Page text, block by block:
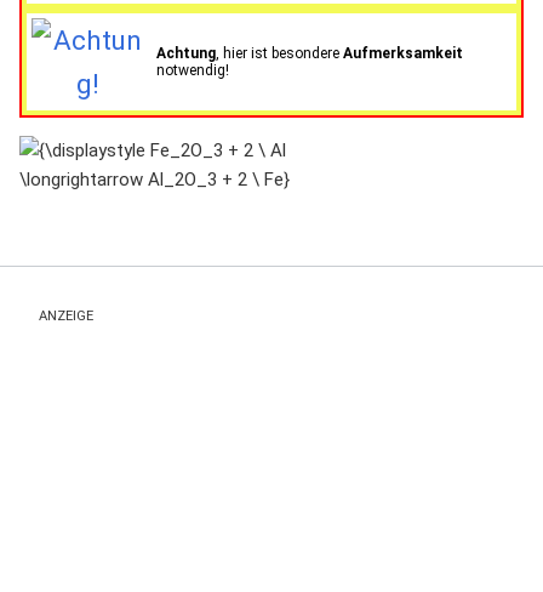
Achtung, hier ist besondere Aufmerksamkeit
notwendig!
{\displaystyle
Fe_2O_3 + 2 \
Al_2O_3 + 2 \
ANZEIGE